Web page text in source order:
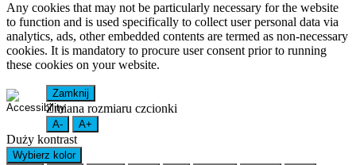
Any cookies that may not be particularly necessary for the website
to function and is used specifically to collect user personal data via
analytics, ads, other embedded contents are termed as non-necessary
cookies. It is mandatory to procure user consent prior to running
these cookies on your website.
Zamknij
Zmiana rozmiaru czcionki
A- A+
Duży kontrast
Wybierz kolor